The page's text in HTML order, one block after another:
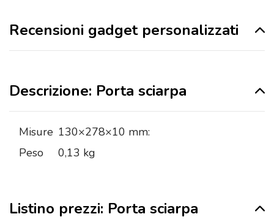
Recensioni gadget personalizzati
Descrizione: Porta sciarpa
Misure 130×278×10 mm:
Peso
0,13 kg
Listino prezzi: Porta sciarpa